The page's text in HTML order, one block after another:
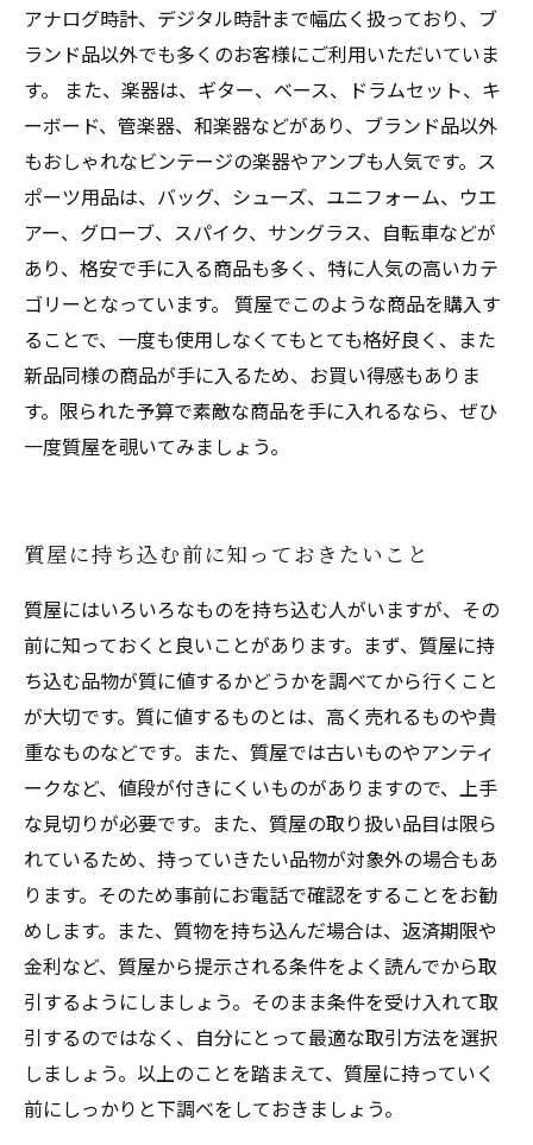
アナログ時計、デジタル時計まで幅広く扱っており、ブ
ランド品以外でも多くのお客様にご利用いただいていま
す。 また、楽器は、ギター、ベース、ドラムセット、キ
ーボード、管楽器、和楽器などがあり、ブランド品以外
もおしゃれなビンテージの楽器やアンプも人気です。ス
ポーツ用品は、バッグ、シューズ、ユニフォーム、ウエ
アー、グローブ、スパイク、サングラス、自転車などが
あり、格安で手に入る商品も多く、特に人気の高いカテ
ゴリーとなっています。 質屋でこのような商品を購入す
ることで、一度も使用しなくてもとても格好良く、また
新品同様の商品が手に入るため、お買い得感もありま
す。限られた予算で素敵な商品を手に入れるなら、ぜひ
一度質屋を覗いてみましょう。
質屋に持ち込む前に知っておきたいこと
質屋にはいろいろなものを持ち込む人がいますが、その
前に知っておくと良いことがあります。まず、質屋に持
ち込む品物が質に値するかどうかを調べてから行くこと
が大切です。質に値するものとは、高く売れるものや貴
重なものなどです。また、質屋では古いものやアンティ
ークなど、値段が付きにくいものがありますので、上手
な見切りが必要です。また、質屋の取り扱い品目は限ら
れているため、持っていきたい品物が対象外の場合もあ
ります。そのため事前にお電話で確認をすることをお勧
めします。また、質物を持ち込んだ場合は、返済期限や
金利など、質屋から提示される条件をよく読んでから取
引するようにしましょう。そのまま条件を受け入れて取
引するのではなく、自分にとって最適な取引方法を選択
しましょう。以上のことを踏まえて、質屋に持っていく
前にしっかりと下調べをしておきましょう。